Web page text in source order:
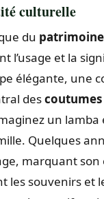
culturelle
du
l’usage et la
élégante, une
des
un
Quelques
marquant son
souvenirs et